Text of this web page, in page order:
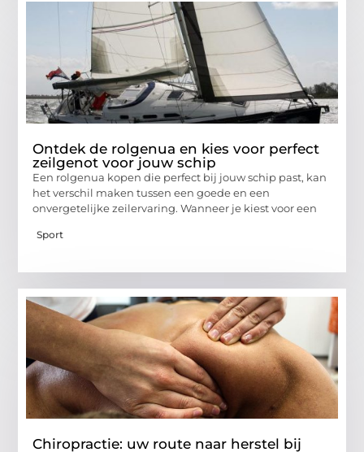
Ontdek de rolgenua en kies voor perfect
zeilgenot voor jouw schip
Een rolgenua kopen die perfect bij jouw schip past, kan
het verschil maken tussen een goede en een
onvergetelijke zeilervaring. Wanneer je kiest voor een
Sport
Chiropractie: uw route naar herstel bij